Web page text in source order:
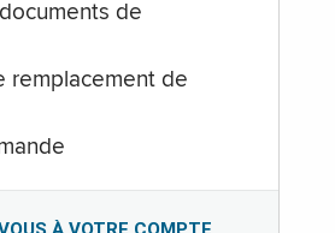
de
remplacement de